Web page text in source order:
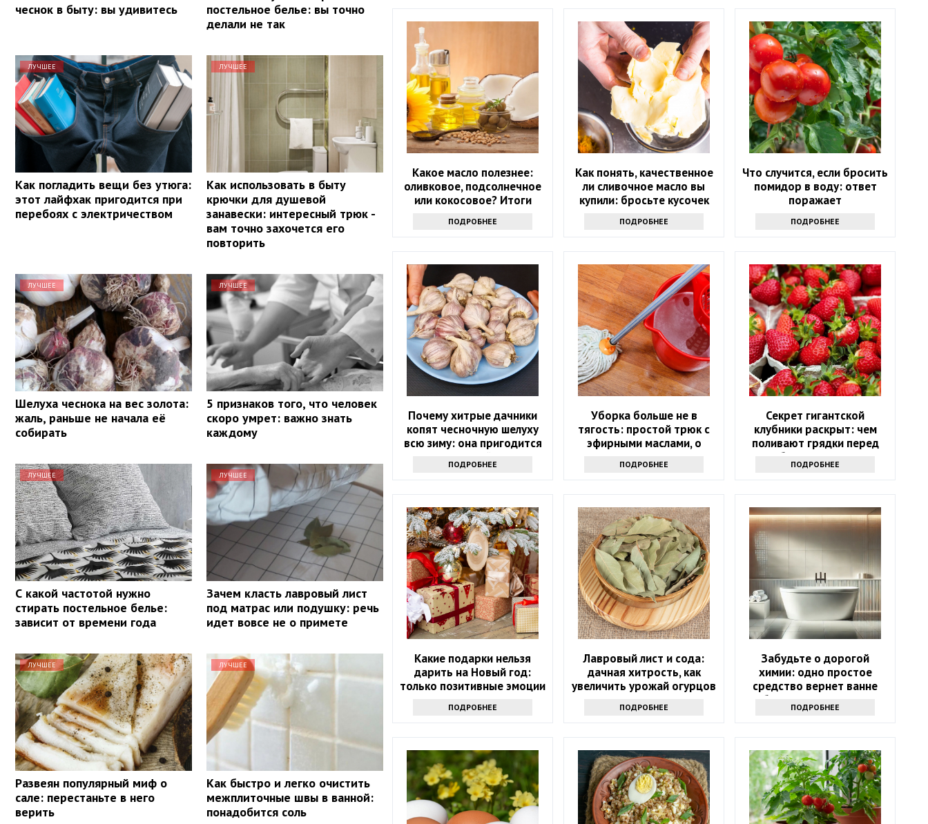
чеснок в быту: вы удивитесь
постельное белье: вы точно
делали не так
ЛУЧШЕЕ
Как погладить вещи без утюга:
этот лайфхак пригодится при
перебоях с электричеством
ЛУЧШЕЕ
Как использовать в быту
крючки для душевой
занавески: интересный трюк -
вам точно захочется его
повторить
ЛУЧШЕЕ
Шелуха чеснока на вес золота:
жаль, раньше не начала её
собирать
ЛУЧШЕЕ
5 признаков того, что человек
скоро умрет: важно знать
каждому
ЛУЧШЕЕ
С какой частотой нужно
стирать постельное белье:
зависит от времени года
ЛУЧШЕЕ
Зачем класть лавровый лист
под матрас или подушку: речь
идет вовсе не о примете
ЛУЧШЕЕ
Развеян популярный миф о
сале: перестаньте в него
верить
ЛУЧШЕЕ
Как быстро и легко очистить
межплиточные швы в ванной:
понадобится соль
Какое масло полезнее:
оливковое, подсолнечное
или кокосовое? Итоги
ПОДРОБНЕЕ
Как понять, качественное
ли сливочное масло вы
купили: бросьте кусочек
ПОДРОБНЕЕ
Что случится, если бросить
помидор в воду: ответ
поражает
ПОДРОБНЕЕ
Почему хитрые дачники
копят чесночную шелуху
всю зиму: она пригодится
весной
ПОДРОБНЕЕ
Уборка больше не в
тягость: простой трюк с
эфирными маслами, о
ПОДРОБНЕЕ
Секрет гигантской
клубники раскрыт: чем
поливают грядки перед
сбором урожая
ПОДРОБНЕЕ
Какие подарки нельзя
дарить на Новый год:
только позитивные эмоции
ПОДРОБНЕЕ
Лавровый лист и сода:
дачная хитрость, как
увеличить урожай огурцов
ПОДРОБНЕЕ
Забудьте о дорогой
химии: одно простое
средство вернет ванне
белизну за 10 минут
ПОДРОБНЕЕ